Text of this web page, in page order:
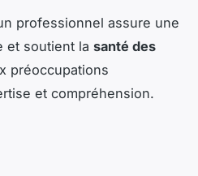
professionnel assure une
et soutient la santé des
préoccupations
et compréhension.